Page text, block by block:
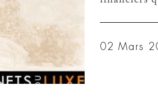
02 Mars